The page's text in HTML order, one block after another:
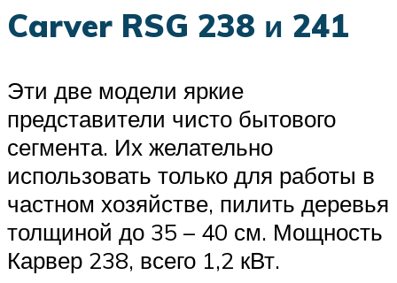
Carver RSG 238 и 241
Эти две модели яркие
представители чисто бытового
сегмента. Их желательно
использовать только для работы в
частном хозяйстве, пилить деревья
толщиной до 35 – 40 см. Мощность
Карвер 238, всего 1,2 кВт.